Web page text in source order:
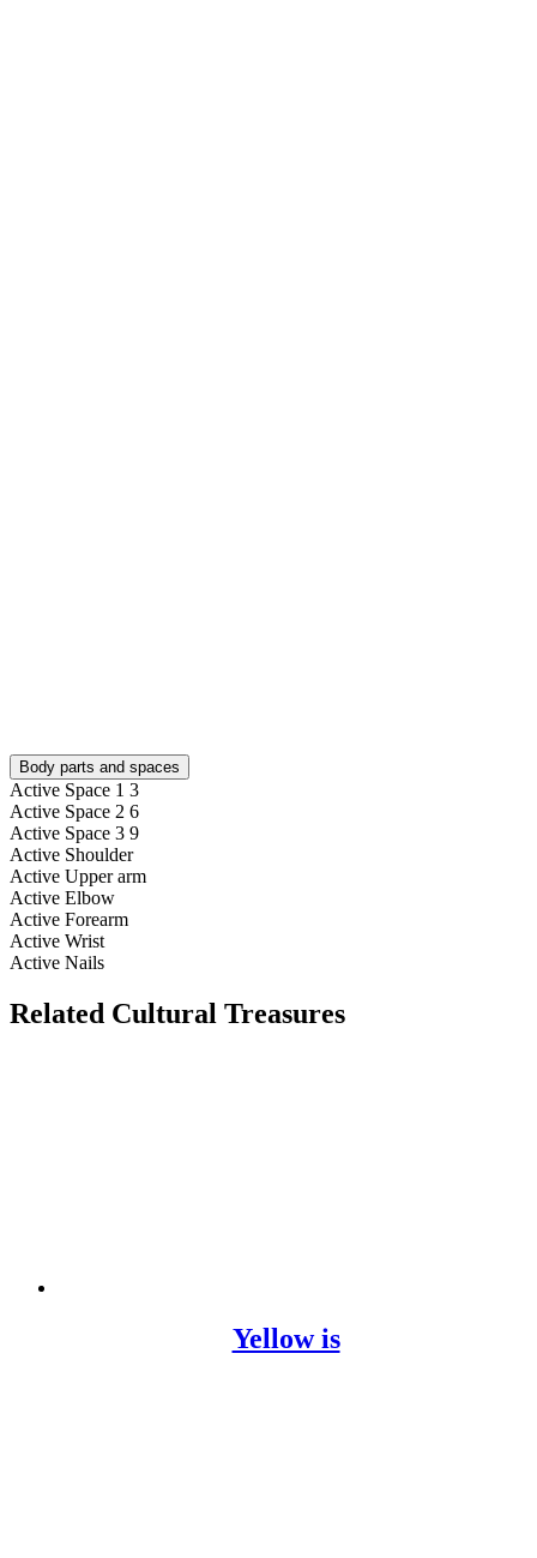
Body parts and spaces
Active Space 1 3
Active Space 2 6
Active Space 3 9
Active Shoulder
Active Upper arm
Active Elbow
Active Forearm
Active Wrist
Active Nails
Related Cultural Treasures
Yellow is